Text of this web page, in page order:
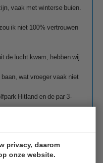
privacy, daarom
onze website.
vaak met winterse buien.
ik niet 100% vertrouwen
de lucht kwam, hebben wij
wat vroeger vaak niet
Hitland en de par 3-
van de maand‘ ook de